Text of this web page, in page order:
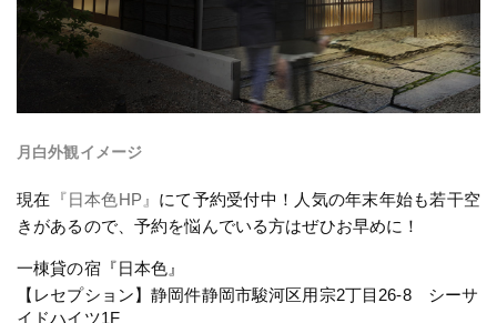
月白外観イメージ
現在 『日本色HP』 にて予約受付中！人気の年末年始も若干空
きがあるので、予約を悩んでいる方はぜひお早めに！
一棟貸の宿『日本色』
【レセプション】静岡件静岡市駿河区用宗2丁目26-8 シーサ
イドハイツ1F